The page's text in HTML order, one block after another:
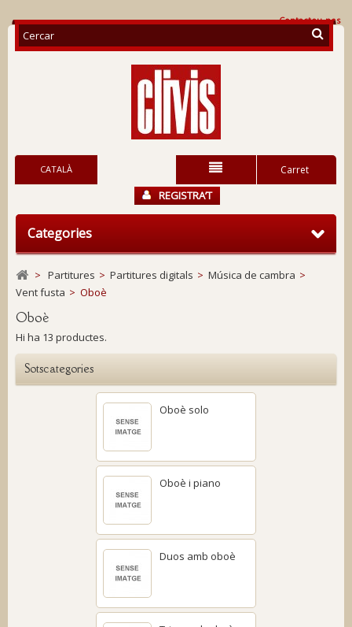
Contacteu-nos
Carret
CATALÀ
REGISTRA’T
Categories
> Partitures > Partitures digitals > Música de cambra >
Vent fusta > Oboè
Oboè
Hi ha 13 productes.
Sotscategories
Oboè solo
Oboè i piano
Duos amb oboè